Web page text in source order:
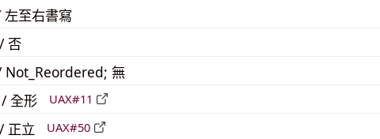
左至右書寫
否
Not_Reordered; 無
全形 UAX#11
正立 UAX#50